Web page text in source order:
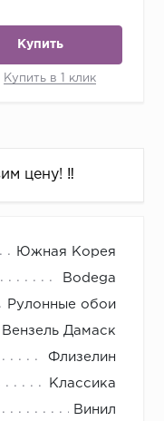
Купить
Купить в 1 клик
цену! ‼️
Южная Корея
Bodega
Рулонные обои
Вензель Дамаск
Флизелин
Классика
Винил